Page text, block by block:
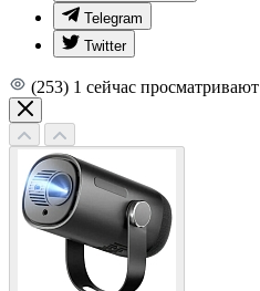
Telegram
Twitter
(253) 1 сейчас просматривают